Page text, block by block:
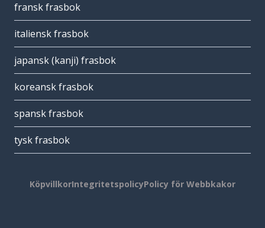
fransk frasbok
italiensk frasbok
japansk (kanji) frasbok
koreansk frasbok
spansk frasbok
tysk frasbok
KöpvillkorIntegritetspolicyPolicy för Webbkakor